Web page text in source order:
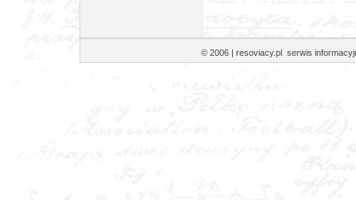
© 2006 | resoviacy.pl serwis